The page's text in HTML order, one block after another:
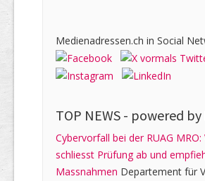
Medienadressen.ch in Social
TOP NEWS - powered
Cybervorfall bei der RUAG MRO:
schliesst Prüfung ab und
Massnahmen Departement für